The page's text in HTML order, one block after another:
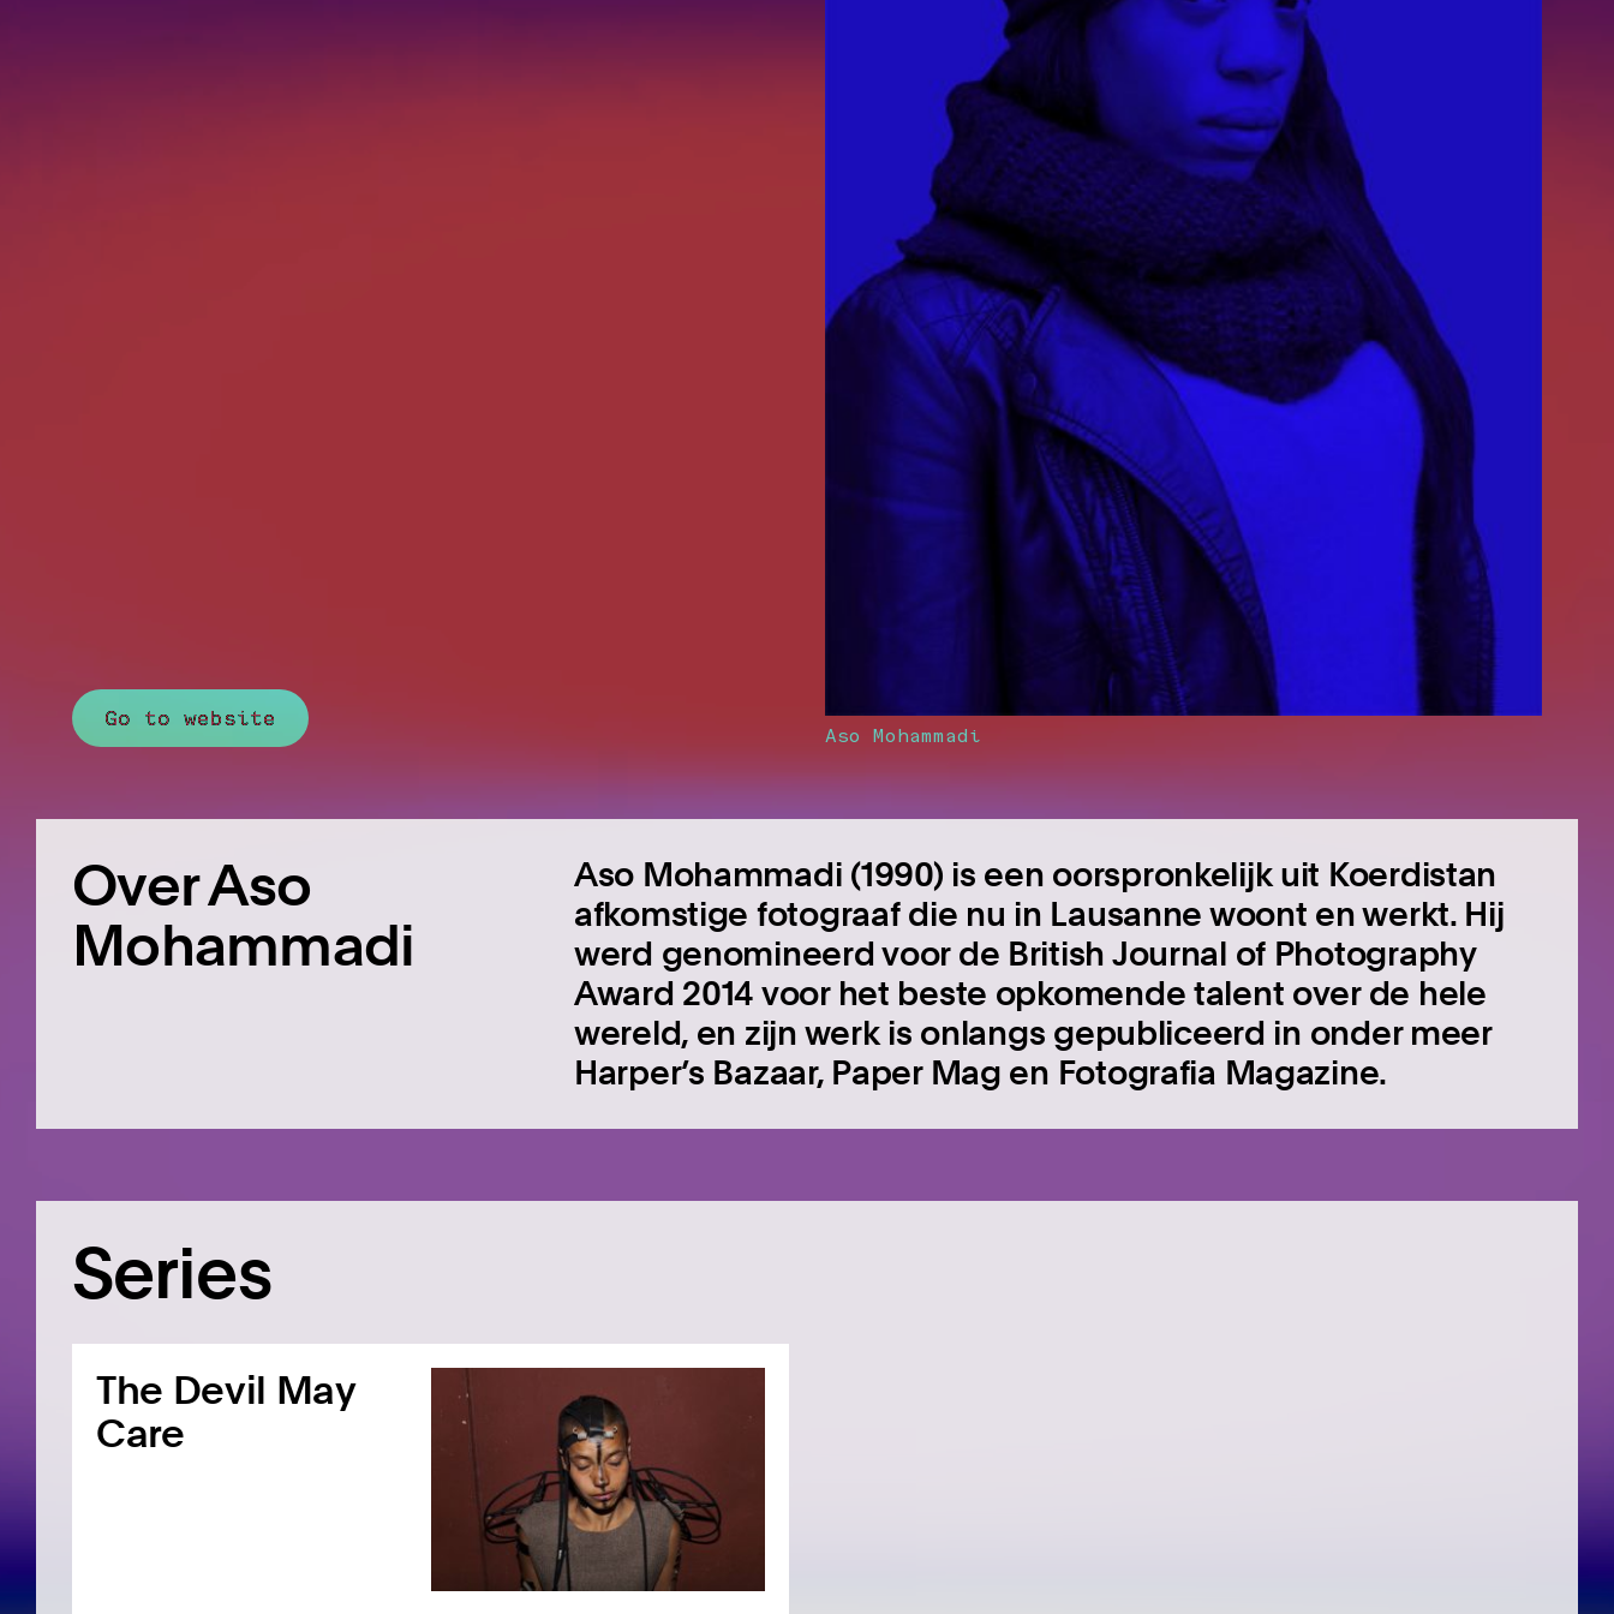
Go to website
Aso Mohammadi
Over Aso
Mohammadi
Aso Mohammadi (1990) is een oorspronkelijk uit Koerdistan
afkomstige fotograaf die nu in Lausanne woont en werkt. Hij
werd genomineerd voor de British Journal of Photography
Award 2014 voor het beste opkomende talent over de hele
wereld, en zijn werk is onlangs gepubliceerd in onder meer
Harper’s Bazaar, Paper Mag en Fotografia Magazine.
Series
The Devil May
Care